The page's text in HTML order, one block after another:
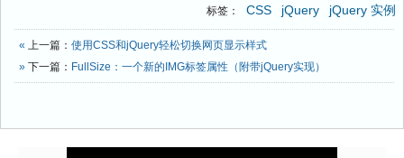
标签： CSS jQuery jQuery 实例
« 上一篇： 使用CSS和jQuery轻松切换网页显示样式
» 下一篇： FullSize：一个新的IMG标签属性（附带jQuery实现）